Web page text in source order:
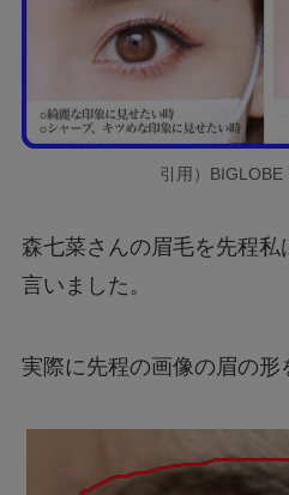
引用）BIGLOBE
森七菜さんの眉毛を先程私
言いました。
実際に先程の画像の眉の形